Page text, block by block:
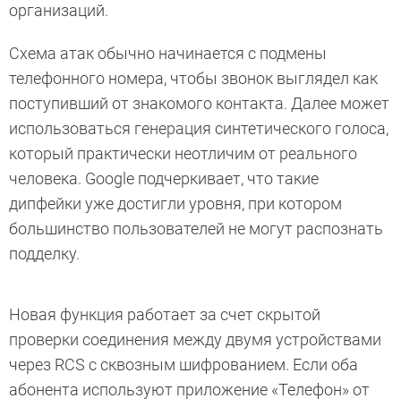
организаций.
Схема атак обычно начинается с подмены
телефонного номера, чтобы звонок выглядел как
поступивший от знакомого контакта. Далее может
использоваться генерация синтетического голоса,
который практически неотличим от реального
человека. Google подчеркивает, что такие
дипфейки уже достигли уровня, при котором
большинство пользователей не могут распознать
подделку.
Новая функция работает за счет скрытой
проверки соединения между двумя устройствами
через RCS с сквозным шифрованием. Если оба
абонента используют приложение «Телефон» от